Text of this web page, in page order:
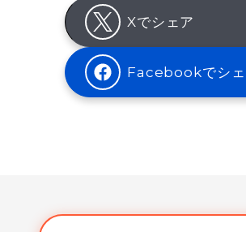
Xでシェア
Facebookでシェ